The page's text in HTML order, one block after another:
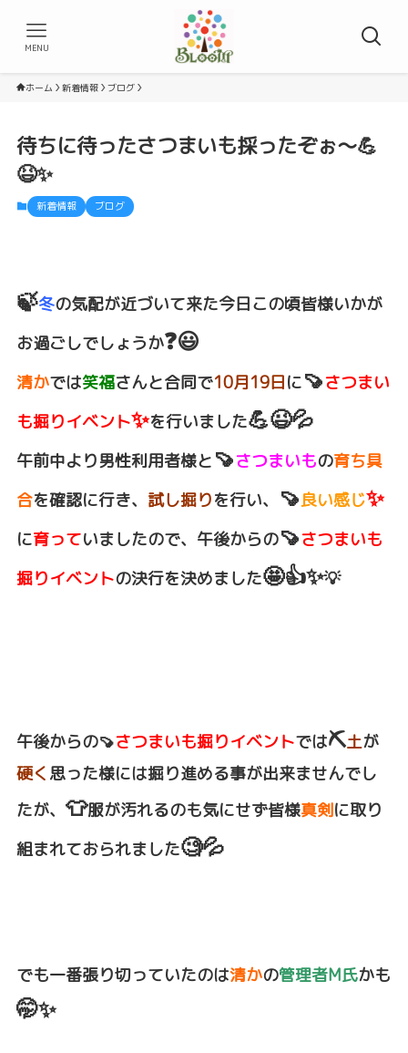
MENU
ホーム 新着情報 ブログ
待ちに待ったさつまいも採ったぞぉ～💪
😆✨
新着情報 ブログ
🍃冬の気配が近づいて来た今日この頃皆様いかが
お過ごしでしょうか❓😃
清かでは笑福さんと合同で10月19日に🍠さつまい
も掘りイベント✨を行いました💪😉💦
午前中より男性利用者様と 🍠さつまいもの育ち具
合を確認に行き、 試し掘りを行い、 🍠良い感じ✨
に育っていましたので、午後からの🍠さつまいも
掘りイベントの決行を決めました🤩👍✨💡
午後からの🍠さつまいも掘りイベントでは⛏️土が
硬く 思った様には掘り進める事が出来ませんでし
たが、 👕服が汚れるのも気にせず皆様真剣に取り
組まれておられました🧐💦
でも一番張り切っていたのは清かの管理者M氏かも
🤭✨